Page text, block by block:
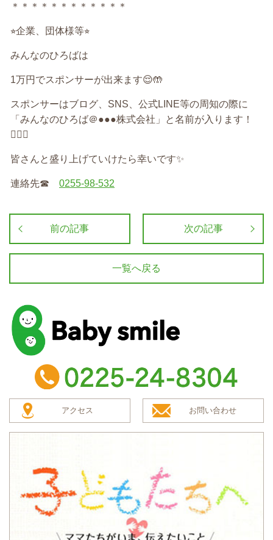
＊＊＊＊＊＊＊＊＊＊＊＊
⭐︎企業、団体様等⭐︎
みんなのひろばは
1万円でスポンサーが出来ます😌🤲
スポンサーはブログ、 SNS、公式LINE等の周知の際に
「みんなのひろば＠●●●株式会社」と名前が入ります！
🙆‍♀️✨
皆さんと盛り上げていけたら幸いです✨
連絡先☎︎ 0255-98-532
前の記事 次の記事
一覧へ戻る
baby smile
TEL：0225-24-8304
アクセス お問い合わせ